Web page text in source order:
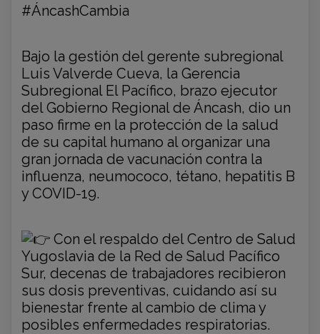
#ÁncashCambia
Bajo la gestión del gerente subregional
Luis Valverde Cueva, la Gerencia
Subregional El Pacífico, brazo ejecutor
del Gobierno Regional de Áncash, dio un
paso firme en la protección de la salud
de su capital humano al organizar una
gran jornada de vacunación contra la
influenza, neumococo, tétano, hepatitis B
y COVID-19.
Con el respaldo del Centro de Salud
Yugoslavia de la Red de Salud Pacífico
Sur, decenas de trabajadores recibieron
sus dosis preventivas, cuidando así su
bienestar frente al cambio de clima y
posibles enfermedades respiratorias.